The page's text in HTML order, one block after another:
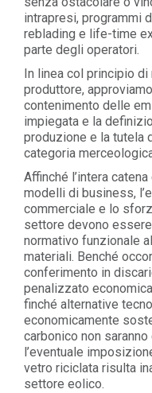
intrapresi, programmi
reblading e life-time
parte degli operatori.
In linea col principio
produttore,
contenimento delle
impiegata e la
produzione e la tutela
categoria
Affinché l’intera
modelli di business,
commerciale e lo
settore devono
normativo funzionale
materiali. Benché
conferimento in
penalizzato
finché alternative
economicamente
carbonico non
l’eventuale
vetro riciclata risulta
settore eolico.